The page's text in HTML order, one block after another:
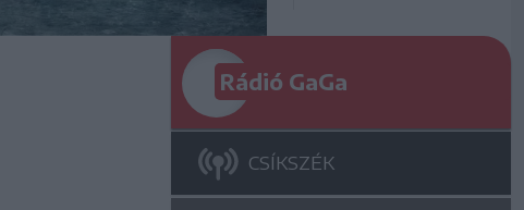
Rádió GaGa
CSÍKSZÉK